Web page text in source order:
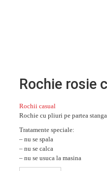
Rochie rosie
Rochii casual
Rochie cu pliuri pe partea
Tratamente speciale:
– nu se spala
– nu se calca
– nu se usuca la masina